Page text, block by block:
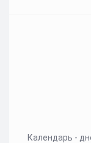
Календарь -